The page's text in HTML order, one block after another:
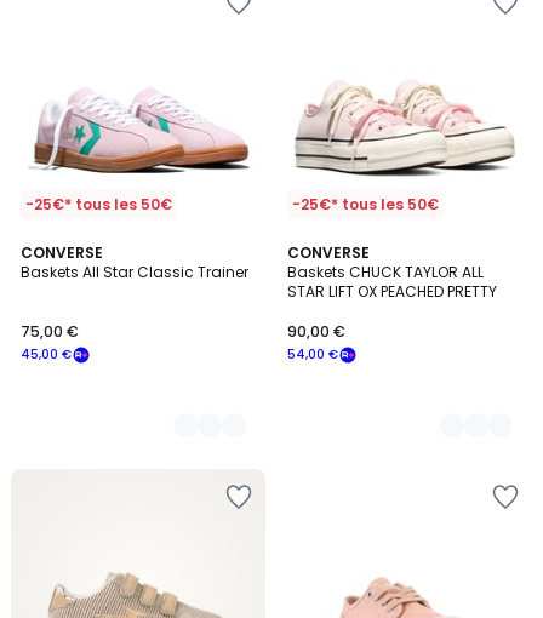
-25€* tous les 50€
CONVERSE
Baskets All Star Classic Trainer
45,00 €
75,00 €
2
Couleurs
-25€* tous les 50€
CONVERSE
Baskets CHUCK TAYLOR ALL
STAR LIFT OX PEACHED PRETTY
54,00 €
90,00 €
2
Couleurs